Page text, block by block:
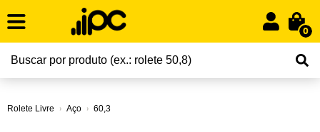
0
Rolete Livre Aço 60,3